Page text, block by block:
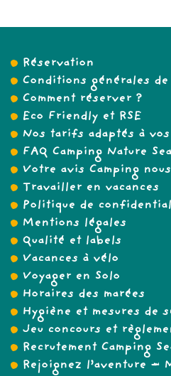
Réservation
Conditions générales
Comment réserver ?
Eco Friendly et RSE
Nos tarifs adaptés à
FAQ Camping Nature
Votre avis Camping
Travailler en vacances
Politique de
Mentions légales
Qualité et labels
Vacances à vélo
Voyager en Solo
Horaires des marées
Hygiène et mesures de
Jeu concours et
Recrutement Camping
Rejoignez l’aventure –